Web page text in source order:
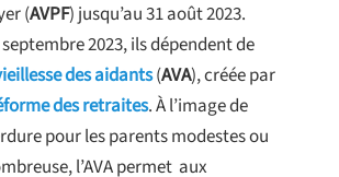
(AVPF) jusqu’au 31 août 2023.
2023, ils dépendent de
des aidants(AVA), créée par
des retraites. À l’image de
pour les parents modestes ou
l’AVA permet aux